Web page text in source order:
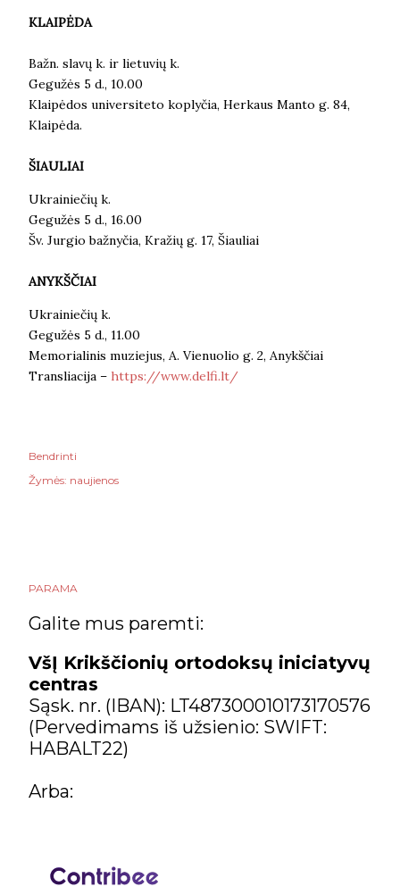
KLAIPĖDA
Bažn. slavų k. ir lietuvių k.
Gegužės 5 d., 10.00
Klaipėdos universiteto koplyčia, Herkaus Manto g. 84,
Klaipėda.
ŠIAULIAI
Ukrainiečių k.
Gegužės 5 d., 16.00
Šv. Jurgio bažnyčia, Kražių g. 17, Šiauliai
ANYKŠČIAI
Ukrainiečių k.
Gegužės 5 d., 11.00
Memorialinis muziejus, A. Vienuolio g. 2, Anykščiai
Transliacija – https://www.delfi.lt/
Bendrinti
Žymės: naujienos
PARAMA
Galite mus paremti:
VšĮ Krikščionių ortodoksų iniciatyvų
centras
Sąsk. nr. (IBAN): LT487300010173170576
(Pervedimams iš užsienio: SWIFT:
HABALT22)
Arba: